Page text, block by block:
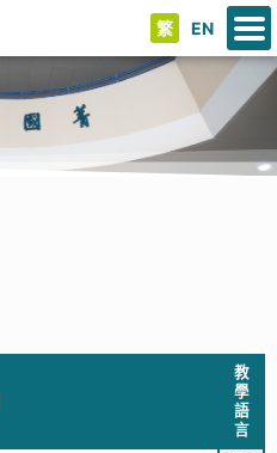
繁 EN
教
學
語
言